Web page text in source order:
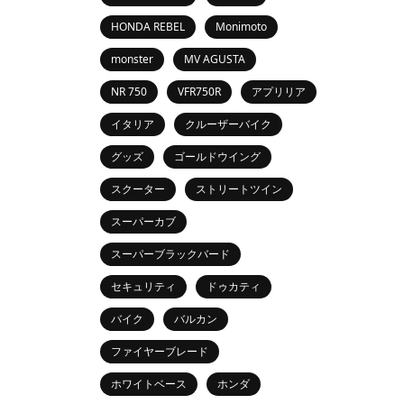
HONDA REBEL Monimoto
monster MV AGUSTA
NR 750 VFR750R アプリリア
イタリア クルーザーバイク
グッズ ゴールドウイング
スクーター ストリートツイン
スーパーカブ
スーパーブラックバード
セキュリティ ドゥカティ
バイク バルカン
ファイヤーブレード
ホワイトベース ホンダ